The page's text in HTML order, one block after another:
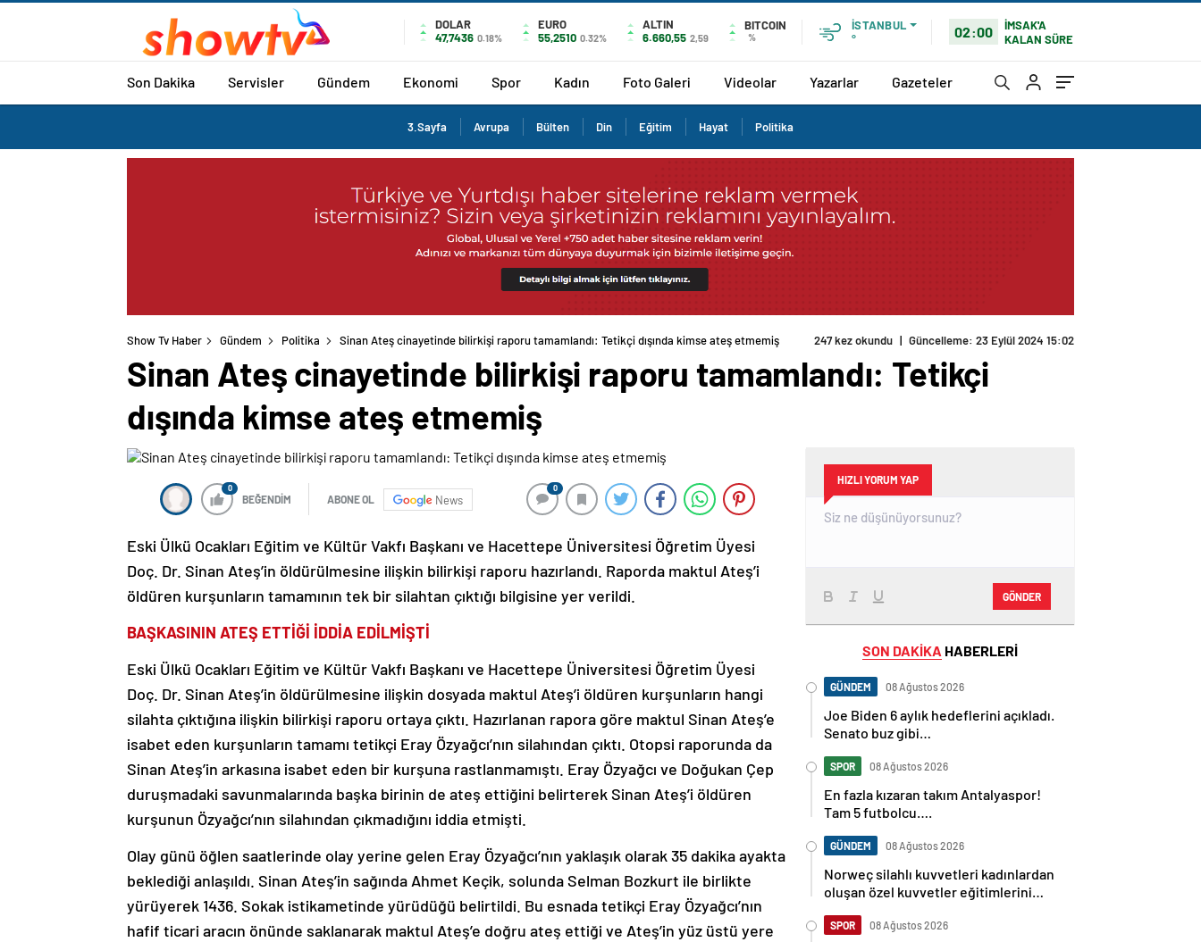
DOLAR
47,7436 0.18%
EURO
55,2510 0.32%
ALTIN
6.660,55 2,59
BITCOIN
%
İSTANBUL
°
02:00
İMSAK'A
KALAN SÜRE
Son Dakika Servisler Gündem Ekonomi Spor Kadın Foto Galeri Videolar Yazarlar Gazeteler
3.Sayfa Avrupa Bülten Din Eğitim Hayat Politika
Show Tv Haber Gündem Politika Sinan Ateş cinayetinde bilirkişi raporu tamamlandı: Tetikçi dışında kimse ateş etmemiş 247 kez okundu | Güncelleme: 23 Eylül 2024 15:02
Sinan Ateş cinayetinde bilirkişi raporu tamamlandı: Tetikçi
dışında kimse ateş etmemiş
0
BEĞENDİM ABONE OL News
0
Eski Ülkü Ocakları Eğitim ve Kültür Vakfı Başkanı ve Hacettepe Üniversitesi Öğretim Üyesi
Doç. Dr. Sinan Ateş’in öldürülmesine ilişkin bilirkişi raporu hazırlandı. Raporda maktul Ateş’i
öldüren kurşunların tamamının tek bir silahtan çıktığı bilgisine yer verildi.
BAŞKASININ ATEŞ ETTİĞİ İDDİA EDİLMİŞTİ
Eski Ülkü Ocakları Eğitim ve Kültür Vakfı Başkanı ve Hacettepe Üniversitesi Öğretim Üyesi
Doç. Dr. Sinan Ateş’in öldürülmesine ilişkin dosyada maktul Ateş’i öldüren kurşunların hangi
silahta çıktığına ilişkin bilirkişi raporu ortaya çıktı. Hazırlanan rapora göre maktul Sinan Ateş’e
isabet eden kurşunların tamamı tetikçi Eray Özyağcı’nın silahından çıktı. Otopsi raporunda da
Sinan Ateş’in arkasına isabet eden bir kurşuna rastlanmamıştı. Eray Özyağcı ve Doğukan Çep
duruşmadaki savunmalarında başka birinin de ateş ettiğini belirterek Sinan Ateş’i öldüren
kurşunun Özyağcı’nın silahından çıkmadığını iddia etmişti.
Olay günü öğlen saatlerinde olay yerine gelen Eray Özyağcı’nın yaklaşık olarak 35 dakika ayakta
beklediği anlaşıldı. Sinan Ateş’in sağında Ahmet Keçik, solunda Selman Bozkurt ile birlikte
yürüyerek 1436. Sokak istikametinde yürüdüğü belirtildi. Bu esnada tetikçi Eray Özyağcı’nın
hafif ticari aracın önünde saklanarak maktul Ateş’e doğru ateş ettiği ve Ateş’in yüz üstü yere
HIZLI YORUM YAP
GÖNDER
SON DAKİKA HABERLERİ
GÜNDEM 08 Ağustos 2026
Joe Biden 6 aylık hedeflerini açıkladı.
Senato buz gibi…
SPOR 08 Ağustos 2026
En fazla kızaran takım Antalyaspor!
Tam 5 futbolcu….
GÜNDEM 08 Ağustos 2026
Norweç silahlı kuvvetleri kadınlardan
oluşan özel kuvvetler eğitimlerini
SPOR 08 Ağustos 2026